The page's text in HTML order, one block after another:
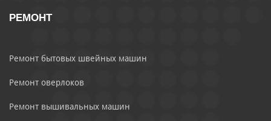
РЕМОНТ
Ремонт бытовых швейных машин
Ремонт оверлоков
Ремонт вышивальных машин